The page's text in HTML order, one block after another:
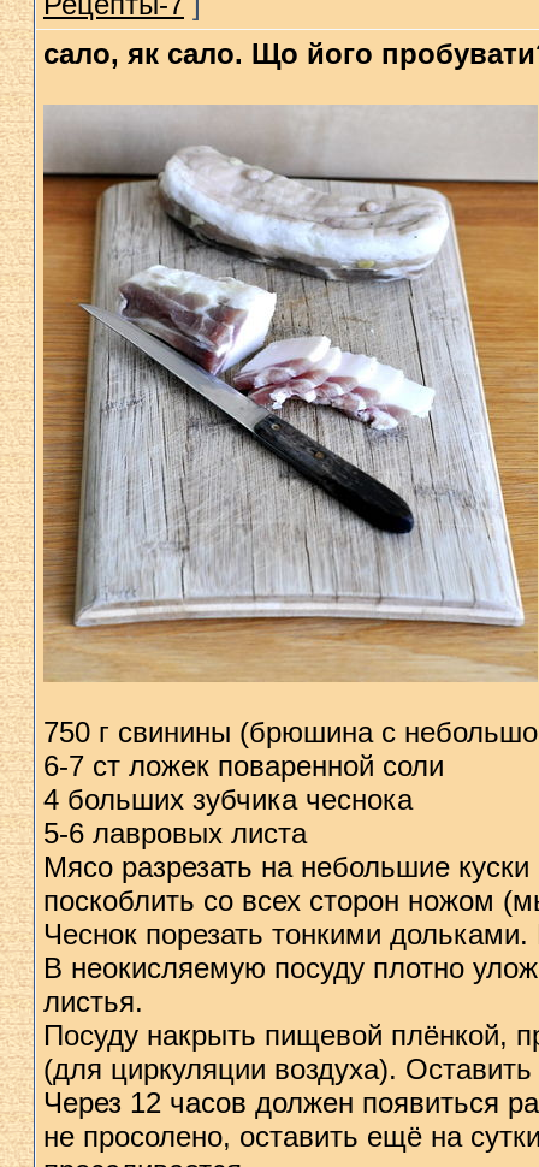
сало, як сало. Що його
750 г свинины (брюшина с
6-7 ст ложек поваренной соли
4 больших зубчика чеснока
5-6 лавровых листа
Мясо разрезать на небольшие
поскоблить со всех сторон ножом
Чеснок порезать тонкими
В неокисляемую посуду плотно
листья.
Посуду накрыть пищевой плёнкой,
(для циркуляции воздуха).
Через 12 часов должен появиться
не просолено, оставить ещё на